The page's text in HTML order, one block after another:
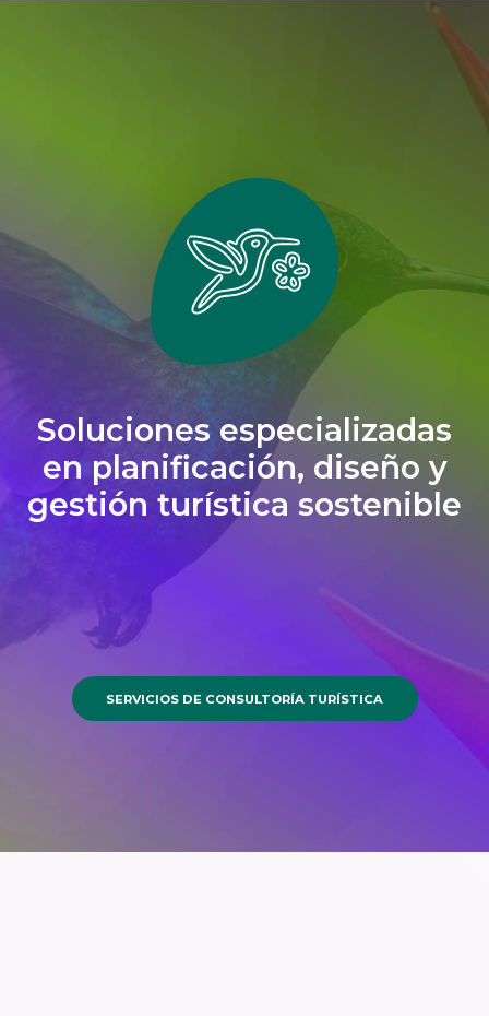
Soluciones especializadas
en planificación, diseño y
gestión turística sostenible
SERVICIOS DE CONSULTORÍA TURÍSTICA